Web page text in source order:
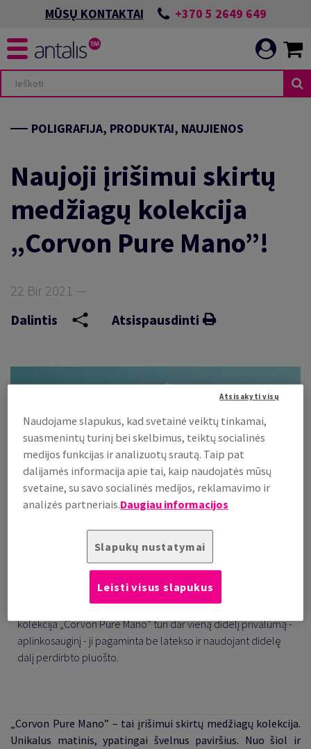
MŪSŲ KONTAKTAI +370 5 2649 649
POLIGRAFIJA, PRODUKTAI, NAUJIENOS
Naujoji įrišimui skirtų
medžiagų kolekcija
„Corvon Pure Mano”!
22 Bir 2021 —
Dalintis
Atsispausdinti
„Corvon Mano” kolekcija jau daugelį metų puikiai pažįstama
tiems, kurie leidžia knygas, gamina pakuotes, meniu ar užrašų
knygeles. Kolekcija kuri pasižymi unikaliu paviršiumi, suteikia
elegancijos ir patraukia ypatingu lietimo pojūčiu. Naujoji
kolekcija „Corvon Pure Mano” turi dar vieną didelį privalumą -
aplinkosauginį - ji pagaminta be latekso ir naudojant didelę
dalį perdirbto pluošto.
„Corvon Pure Mano” – tai įrišimui skirtų medžiagų kolekcija.
Unikalus matinis, ypatingai švelnus paviršius. Nuo šiol ir
Naudojame slapukus, kad svetainė veiktų tinkamai,
suasmenintų turinį bei skelbimus, teiktų socialinės
medijos funkcijas ir analizuotų srautą. Taip pat
dalijamės informacija apie tai, kaip naudojatės mūsų
svetaine, su savo socialinės medijos, reklamavimo ir
analizės partneriais.Daugiau informacijos
Slapukų nustatymai
Atsisakyti visų
Leisti visus slapukus